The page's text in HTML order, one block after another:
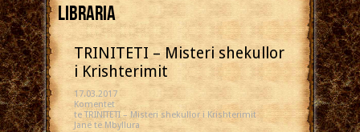
Libraria
TRINITETI – Misteri shekullor
i Krishterimit
17.03.2017
Komentet
te TRINITETI – Misteri shekullor i Krishterimit
Janë të Mbyllura